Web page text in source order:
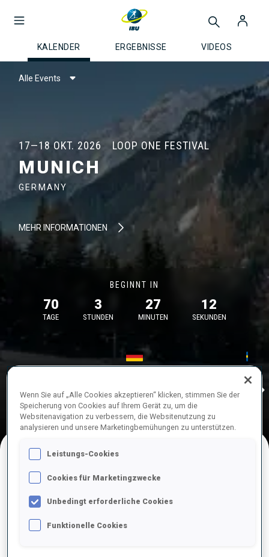
KALENDER ERGEBNISSE VIDEOS
Alle Events
17—18 OKT. 2026 LOOP ONE FESTIVAL
MUNICH
GERMANY
MEHR INFORMATIONEN
BEGINNT IN
70
TAGE
3
STUNDEN
27
MINUTEN
12
SEKUNDEN
26—29 Nov.
IDREIdre
NACHFOLGENDE WETTKÄMPFE
Wenn Sie auf „Alle Cookies akzeptieren“ klicken, stimmen Sie der
Speicherung von Cookies auf Ihrem Gerät zu, um die
Websitenavigation zu verbessern, die Websitenutzung zu
analysieren und unsere Marketingbemühungen zu unterstützen.
Leistungs-Cookies
Cookies für Marketingzwecke
Unbedingt erforderliche Cookies
Funktionelle Cookies